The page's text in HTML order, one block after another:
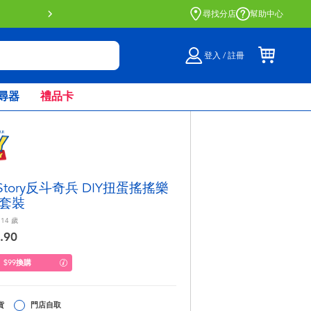
門店自取服務 網上購買並在店內
尋找分店 幫助中心
登入 / 註冊
器 禮品卡
反斗奇兵 DIY扭蛋搖搖樂
裝
歲
$99換購
門店自取